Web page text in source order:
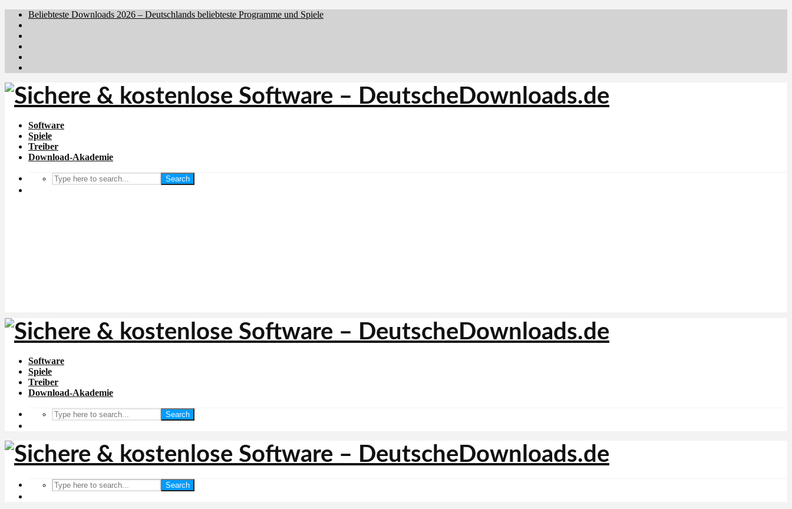
Beliebteste Downloads 2026 – Deutschlands beliebteste Programme und Spiele
Software
Spiele
Treiber
Download-Akademie
Search
Software
Spiele
Treiber
Download-Akademie
Search
Search